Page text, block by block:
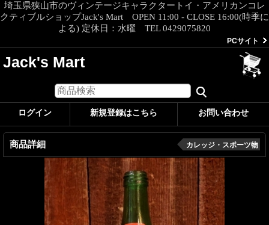
埼玉県狭山市のヴィンテージキャラクタートイ・アメリカンコレ
クティブルショップJack's Mart OPEN 11:00 - CLOSE 16:00(時季に
よる) 定休日：水曜 TEL 0429075820
PCサイト
Jack's Mart
ログイン 新規登録はこちら お問い合わせ
商品詳細 カレッジ・スポーツ物